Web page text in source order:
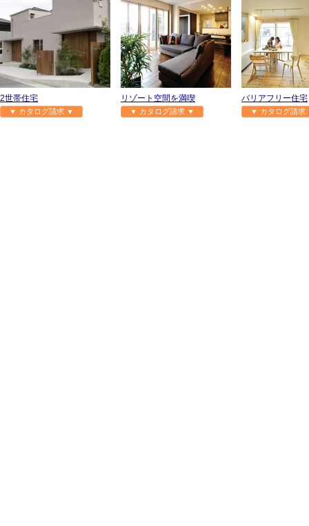
2世帯住宅
▼ カタログ請求 ▼
リゾート空間を満喫
▼ カタログ請求 ▼
バリアフリー住宅
▼ カタログ請